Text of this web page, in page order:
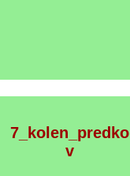
7_kolen_predko
v